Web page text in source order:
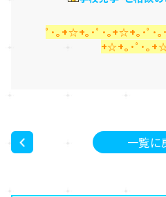
ﾟ･｡+☆+｡･ﾟ･｡+☆+｡･ﾟ･
+☆+｡･ﾟ･｡
一覧に